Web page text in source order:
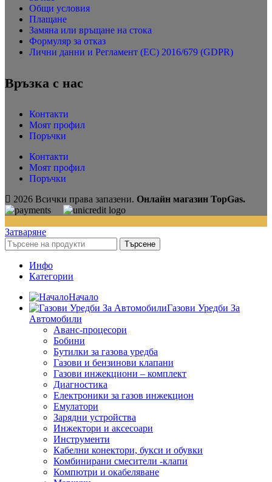
Общи условия
Плащане
Замяна или връщане на стока
Формуляр за отказ
Лични данни и Регламент (ЕС) 2016/679 (GDPR)
Връзка с нас
Контакти
Моят профил
Поръчки
Контакти
Моят профил
Поръчки
2026 Всички права запазени. Онлайн магазин TopGas.
Затваряне
Търсене
Инфо
Категории
Начало
Газови Уредби За
Автомобили
Аванс-процесори
Бобини
Бутилки за газова уредба
Газови и бензинови клапани
Газови инжекциони – комплект
Диагностика
Електроники за газов инжекцион
Емулатори
Зарядни устройства
Инжектори и аксесоари
Инструменти
Кабелни конектори, букси и обувки
Комбинирани смесители -клапи
Компютри и окабеляване